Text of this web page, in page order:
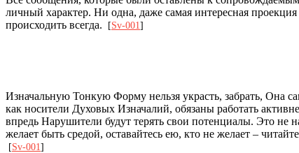
личный характер. Ни одна, даже самая интересная
происходить всегда.
[Sv-001 ]
Изначальную Тонкую Форму нельзя украсть, забрать, Она
как носители Духовых Изначалий, обязаны работать
впредь Нарушители будут терять свои потенциалы. Это не
желает быть средой, оставайтесь ею, кто не желает –
[Sv-001 ]